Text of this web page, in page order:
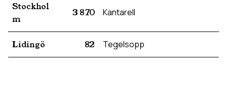
Stockhol
m
3 870 Kantarell
Lidingö 82 Tegelsopp